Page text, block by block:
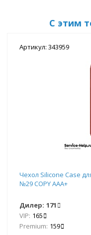
С этим
Артикул: 343959
Чехол Silicone Case
№29 COPY AAA+
Дилер: 171
VIP: 165
Premium: 159